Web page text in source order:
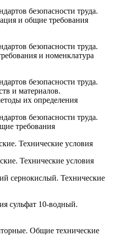
безопасности труда.
и общие требования
безопасности труда.
и номенклатура
безопасности труда.
и материалов.
их определения
безопасности труда.
требования
Технические условия
Технические условия
сернокислый. Технические
сульфат 10-водный.
Общие технические